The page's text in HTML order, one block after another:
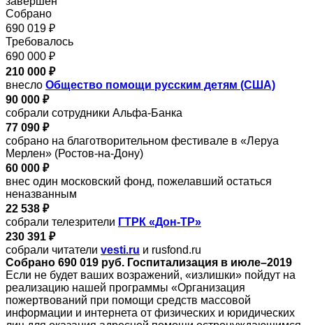
Собрано
690 019 ₽
Требовалось
690 000 ₽
210 000 ₽
внесло Общество помощи русским детям (США)
90 000 ₽
собрали сотрудники Альфа-Банка
77 090 ₽
собрано на благотворительном фестивале в «Леруа
Мерлен» (Ростов-на-Дону)
60 000 ₽
внес один московский фонд, пожелавший остаться
неназванным
22 538 ₽
собрали телезрители ГТРК «Дон-ТР»
230 391 ₽
собрали читатели vesti.ru и rusfond.ru
Собрано 690 019 руб. Госпитализация в июле–2019
Если не будет ваших возражений, «излишки» пойдут на
реализацию нашей программы «Организация
пожертвований при помощи средств массовой
информации и интернета от физических и юридических